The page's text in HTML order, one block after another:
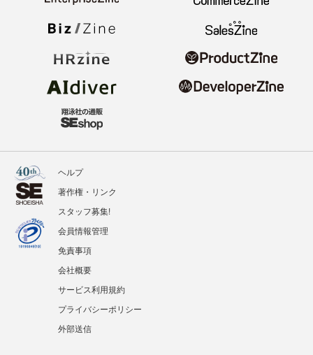
ヘルプ
著作権・リンク
スタッフ募集!
会員情報管理
免責事項
会社概要
サービス利用規約
プライバシーポリシー
外部送信